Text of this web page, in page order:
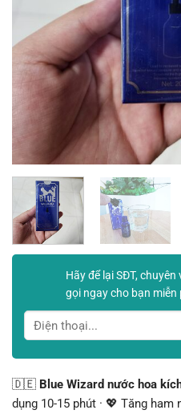
Hãy để lại SĐT,
gọi ngay cho bạn miễn
🇩🇪 Blue Wizard nước hoa
dụng 10-15 phút · 💖 Tăng